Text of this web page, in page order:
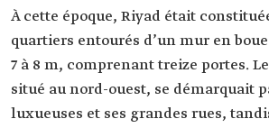
À cette époque, Riyad était
quartiers entourés d’un mur en
7 à 8 m, comprenant treize portes.
situé au nord-ouest, se démarquait
luxueuses et ses grandes rues,